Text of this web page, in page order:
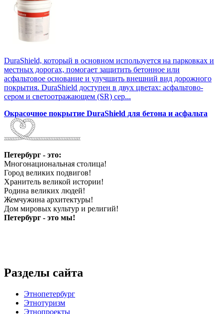
DuraShield, который в основном используется на парковках и
местных дорогах, помогает защитить бетонное или
асфальтовое основание и улучшить внешний вид дорожного
покрытия. DuraShield доступен в двух цветах: асфальтово-
сером и светоотражающем (SR) сер...
Окрасочное покрытие DuraShield для бетона и асфальта
Петербург - это:
Многонациональная столица!
Город великих подвигов!
Хранитель великой истории!
Родина великих людей!
Жемчужина архитектуры!
Дом мировых культур и религий!
Петербург - это мы!
Разделы сайта
Этнопетербург
Этнотуризм
Этнопроекты